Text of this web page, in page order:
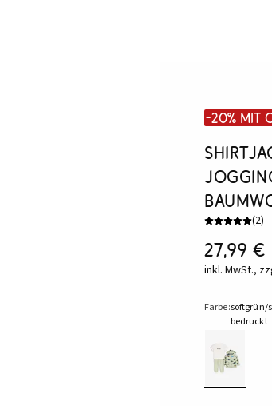
-20% mit
(2)
27,99 €
inkl. MwSt.,
Farbe:softgrün/
bedruckt